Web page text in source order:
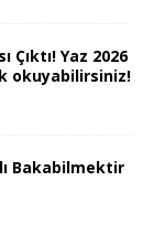
Çıktı! Yaz 2026
okuyabilirsiniz!
Bakabilmektir